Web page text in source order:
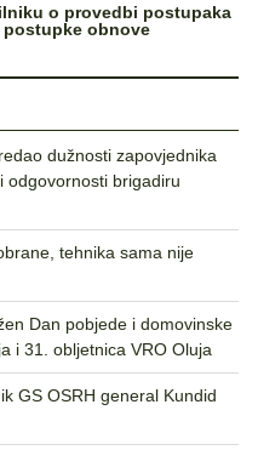
o provedbi postupaka
postupke obnove
dužnosti zapovjednika
odgovornosti brigadiru
tehnika sama nije
Dan pobjede i domovinske
i 31. obljetnica VRO Oluja
GS OSRH general Kundid